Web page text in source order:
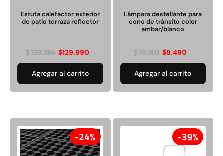
Estufa calefactor exterior
de patio terraza reflector
$199.984 $129.990
Agregar al carrito
Lámpara destellante para
cono de tránsito color
ambar/blanco
$10.903 $8.490
Agregar al carrito
24% 39%